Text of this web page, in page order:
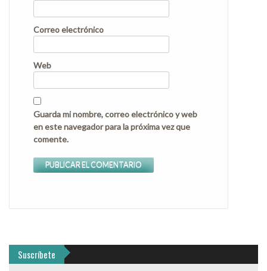
Correo electrónico
Web
Guarda mi nombre, correo electrónico y web
en este navegador para la próxima vez que
comente.
Suscríbete